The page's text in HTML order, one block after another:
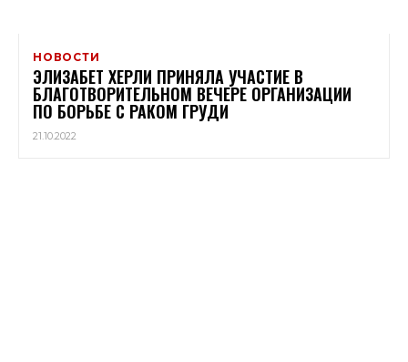
НОВОСТИ
ЭЛИЗАБЕТ ХЕРЛИ ПРИНЯЛА УЧАСТИЕ В
БЛАГОТВОРИТЕЛЬНОМ ВЕЧЕРЕ ОРГАНИЗАЦИИ
ПО БОРЬБЕ С РАКОМ ГРУДИ
21.10.2022